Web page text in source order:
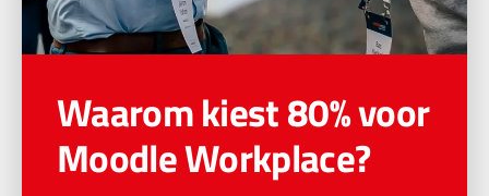
Waarom kiest 80% voor
Moodle Workplace?